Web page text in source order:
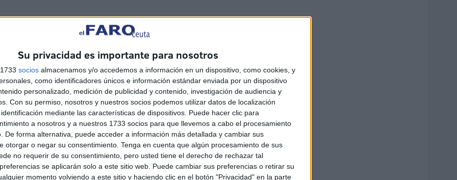
Su privacidad es importante para nosotros
socios almacenamos y/o accedemos a información en un dispositivo, como cookies, y
como identificadores únicos e información estándar enviada por un dispositivo
personalizado, medición de publicidad y contenido, investigación de audiencia y
Con su permiso, nosotros y nuestros socios podemos utilizar datos de localización
mediante las características de dispositivos. Puede hacer clic para
a nosotros y a nuestros 1733 socios para que llevemos a cabo el procesamiento
De forma alternativa, puede acceder a información más detallada y cambiar sus
otorgar o negar su consentimiento. Tenga en cuenta que algún procesamiento de sus
no requerir de su consentimiento, pero usted tiene el derecho de rechazar tal
se aplicarán solo a este sitio web. Puede cambiar sus preferencias o retirar su
momento volviendo a este sitio y haciendo clic en el botón "Privacidad" en la parte
estar, nos tienen metidos como borregos, esto es